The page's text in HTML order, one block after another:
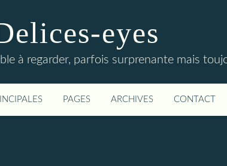
eyes
à regarder, parfois surprenante mais
PAGES ARCHIVES CONTACT